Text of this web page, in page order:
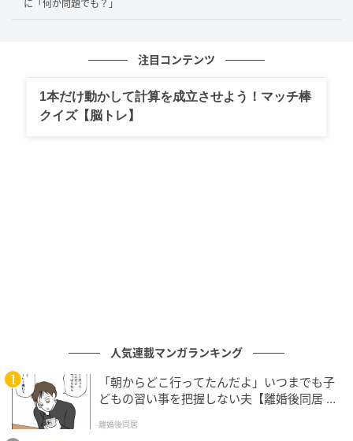
に「何か問題でも？」
注目コンテンツ
1本だけ動かして計算を成立させよう！マッチ棒
クイズ【脳トレ】
人気連載マンガランキング
「朝からどこ行ってたんだよ」いつまでも子
どもの習い事を把握しない夫【離婚後同居 Vo
離婚後同居